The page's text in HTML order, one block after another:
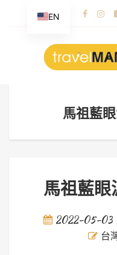
馬祖藍
馬祖藍
2022-05-03
台
EN